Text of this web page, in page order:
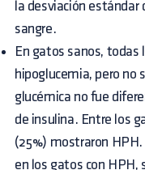
la desviación estándar
sangre.
En gatos sanos, todas
hipoglucemia, pero no
glucémica no fue
de insulina. Entre los
(25%) mostraron
en los gatos con HPH,